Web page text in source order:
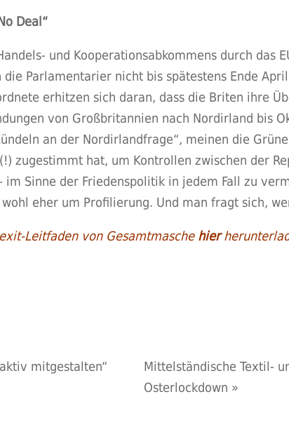
Deal“
und Kooperationsabkommens durch das
Parlamentarier nicht bis spätestens Ende
erhitzen sich daran, dass die Briten ihre
von Großbritannien nach Nordirland bis
an der Nordirlandfrage“, meinen die
zugestimmt hat, um Kontrollen zwischen der
Sinne der Friedenspolitik in jedem Fall zu
eher um Profilierung. Und man fragt sich,
Leitfaden von Gesamtmasche hier
mitgestalten“
Mittelständische Textil-
Osterlockdown »